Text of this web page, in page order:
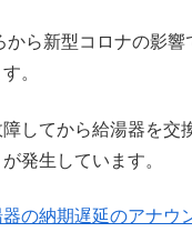
から新型コロナの影響
。
してから給湯器を交
発生しています。
の納期遅延のアナウ